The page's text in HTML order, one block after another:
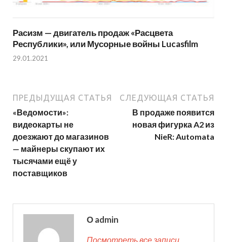
Расизм — двигатель продаж «Расцвета
Республики», или Мусорные войны Lucasfilm
29.01.2021
ПРЕДЫДУЩАЯ СТАТЬЯ
«Ведомости»:
видеокарты не
доезжают до магазинов
— майнеры скупают их
тысячами ещё у
поставщиков
СЛЕДУЮЩАЯ СТАТЬЯ
В продаже появится
новая фигурка A2 из
NieR: Automata
О admin
Посмотреть все записи